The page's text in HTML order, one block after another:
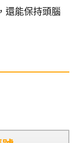
還能保持頭腦